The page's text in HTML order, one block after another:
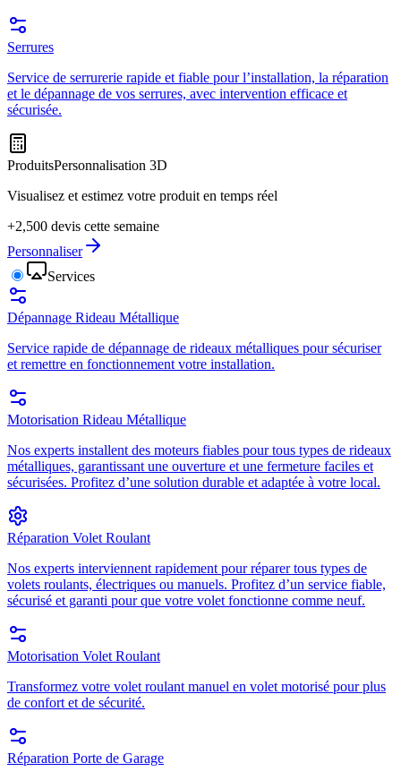
Serrures
Service de serrurerie rapide et fiable pour l’installation, la réparation
et le dépannage de vos serrures, avec intervention efficace et
sécurisée.
ProduitsPersonnalisation 3D
Visualisez et estimez votre produit en temps réel
+2,500 devis cette semaine
Personnaliser
Services
Dépannage Rideau Métallique
Service rapide de dépannage de rideaux métalliques pour sécuriser
et remettre en fonctionnement votre installation.
Motorisation Rideau Métallique
Nos experts installent des moteurs fiables pour tous types de rideaux
métalliques, garantissant une ouverture et une fermeture faciles et
sécurisées. Profitez d’une solution durable et adaptée à votre local.
Réparation Volet Roulant
Nos experts interviennent rapidement pour réparer tous types de
volets roulants, électriques ou manuels. Profitez d’un service fiable,
sécurisé et garanti pour que votre volet fonctionne comme neuf.
Motorisation Volet Roulant
Transformez votre volet roulant manuel en volet motorisé pour plus
de confort et de sécurité.
Réparation Porte de Garage